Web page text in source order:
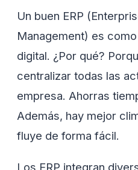
Un buen ERP
Management) es
digital. ¿Por qué?
centralizar todas las
empresa. Ahorras
Además, hay mejor
fluye de forma fácil.
Los ERP integran